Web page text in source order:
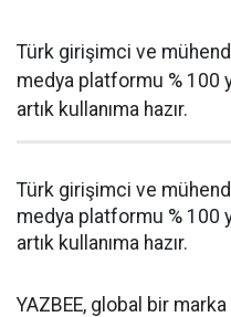
Türk girişimci ve
medya platformu % 100
artık kullanıma hazır.
Türk girişimci ve
medya platformu % 100
artık kullanıma hazır.
YAZBEE, global bir